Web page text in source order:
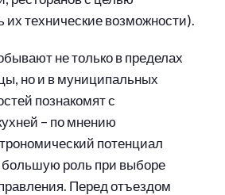
их технические возможности).
не только в пределах
но и в муниципальных
познакомят с
– по мнению
потенциал
большую роль при выборе
Перед отъездом